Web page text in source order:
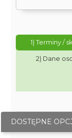
1) Terminy /
2) Dane
DOSTĘPNE